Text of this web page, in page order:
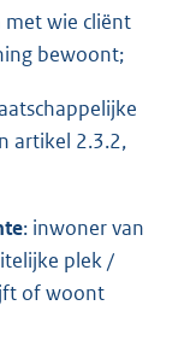
met wie cliënt
bewoont;
artikel 2.3.2,
: inwoner van
plek /
of woont